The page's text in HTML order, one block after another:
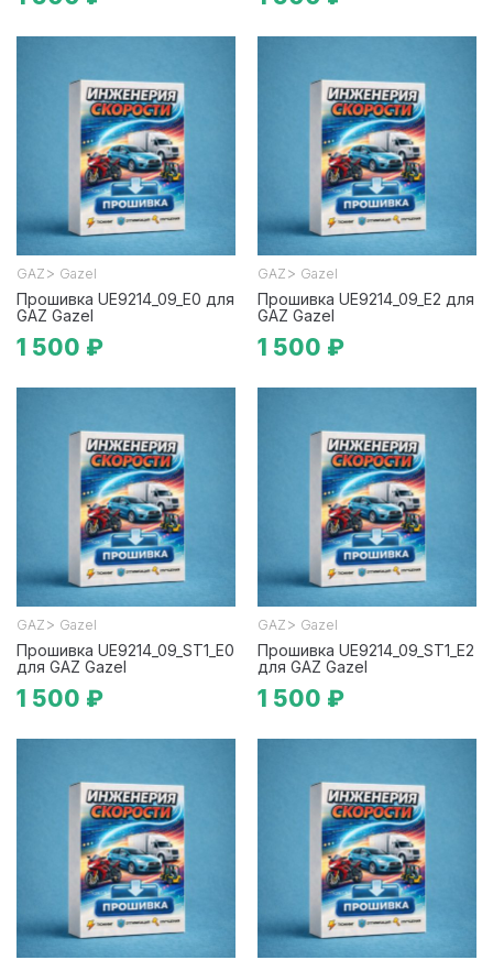
GAZ > Gazel
Прошивка UE9214_09_E0 для
GAZ Gazel
1 500 ₽
GAZ > Gazel
Прошивка UE9214_09_E2 для
GAZ Gazel
1 500 ₽
GAZ > Gazel
Прошивка UE9214_09_ST1_E0
для GAZ Gazel
1 500 ₽
GAZ > Gazel
Прошивка UE9214_09_ST1_E2
для GAZ Gazel
1 500 ₽